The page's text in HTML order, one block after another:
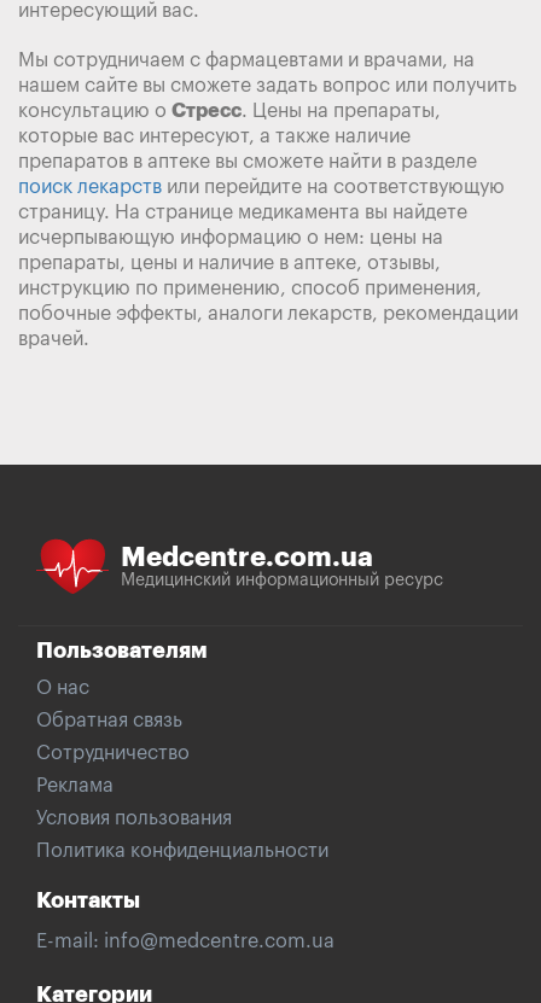
интересующий вас.
Мы сотрудничаем с фармацевтами и врачами, на
нашем сайте вы сможете задать вопрос или получить
консультацию о Стресс. Цены на препараты,
которые вас интересуют, а также наличие
препаратов в аптеке вы сможете найти в разделе
поиск лекарств или перейдите на соответствующую
страницу. На странице медикамента вы найдете
исчерпывающую информацию о нем: цены на
препараты, цены и наличие в аптеке, отзывы,
инструкцию по применению, способ применения,
побочные эффекты, аналоги лекарств, рекомендации
врачей.
Medcentre.com.ua
Медицинский информационный ресурс
Пользователям
О нас
Обратная связь
Сотрудничество
Реклама
Условия пользования
Политика конфиденциальности
Контакты
E-mail: info@medcentre.com.ua
Категории